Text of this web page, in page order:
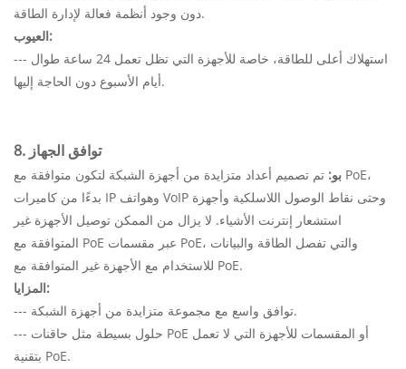
دون وجود أنظمة فعالة لإدارة الطاقة.
العيوب:
--- استهلاك أعلى للطاقة، خاصة للأجهزة التي تظل تعمل 24 ساعة طوال
أيام الأسبوع دون الحاجة إليها.
8. توافق الجهاز
بو: تم تصميم أعداد متزايدة من أجهزة الشبكة لتكون متوافقة مع PoE،
بدءًا من كاميرات IP وهواتف VoIP وحتى نقاط الوصول اللاسلكية وأجهزة
استشعار إنترنت الأشياء. لا يزال من الممكن توصيل الأجهزة غير
المتوافقة مع PoE عبر مقسمات PoE، والتي تفصل الطاقة والبيانات
للاستخدام مع الأجهزة غير المتوافقة مع PoE.
المزايا:
--- توافق واسع مع مجموعة متزايدة من أجهزة الشبكة.
--- حلول بسيطة مثل حاقنات PoE أو المقسمات للأجهزة التي لا تعمل
بتقنية PoE.